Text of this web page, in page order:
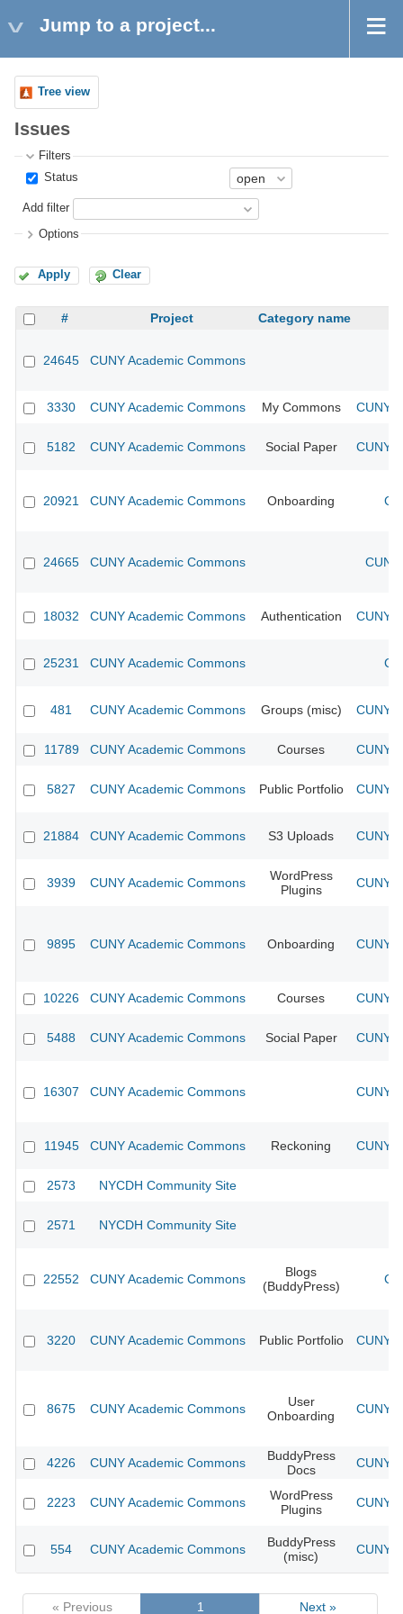
Jump to a project...
Tree view
Issues
Filters
Status
Add filter
Options
Apply Clear
# Project Category name
24645 CUNY Academic Commons
3330 CUNY Academic Commons My Commons CUNY
5182 CUNY Academic Commons Social Paper CUNY
20921 CUNY Academic Commons Onboarding
24665 CUNY Academic Commons
18032 CUNY Academic Commons Authentication CUNY
25231 CUNY Academic Commons
481 CUNY Academic Commons Groups (misc) CUNY
11789 CUNY Academic Commons Courses CUNY
5827 CUNY Academic Commons Public Portfolio CUNY
21884 CUNY Academic Commons S3 Uploads CUNY
3939 CUNY Academic Commons
WordPress
Plugins
CUNY
9895 CUNY Academic Commons Onboarding CUNY
10226 CUNY Academic Commons Courses CUNY
5488 CUNY Academic Commons Social Paper CUNY
16307 CUNY Academic Commons CUNY
11945 CUNY Academic Commons Reckoning CUNY
2573 NYCDH Community Site
2571 NYCDH Community Site
22552 CUNY Academic Commons
Blogs
(BuddyPress)
3220 CUNY Academic Commons Public Portfolio CUNY
8675 CUNY Academic Commons
User
Onboarding
CUNY
4226 CUNY Academic Commons
BuddyPress
Docs
CUNY
2223 CUNY Academic Commons
WordPress
Plugins
CUNY
554 CUNY Academic Commons
BuddyPress
(misc)
CUNY
« Previous 1 Next »